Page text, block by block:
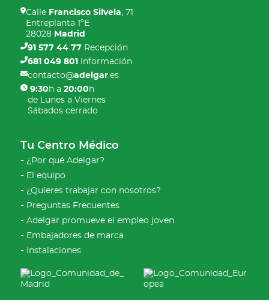
Calle Francisco Silvela, 71
Entreplanta 1ºE
28028 Madrid
91 577 44 77 Recepción
681 049 801
Información
contacto@adelgar.es
9:30 h a20:00 h
de Lunes a Viernes
Sábados cerrado
Tu Centro Médico
¿Por qué Adelgar?
El equipo
¿Quieres trabajar con nosotros?
Preguntas Frecuentes
Adelgar promueve el empleo joven
Embajadores de marca
Instalaciones